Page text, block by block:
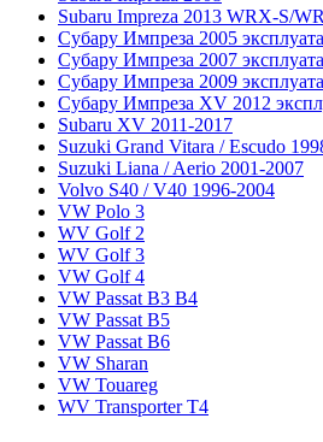
Subaru Impreza 2013 WRX-S/
Субару Импреза 2005
Субару Импреза 2007
Субару Импреза 2009
Субару Импреза XV 2012
Subaru XV 2011-2017
Suzuki Grand Vitara / Escudo
Suzuki Liana / Aerio 2001-2007
Volvo S40 / V40 1996-2004
VW Polo 3
WV Golf 2
WV Golf 3
VW Golf 4
VW Passat B3 B4
VW Passat B5
VW Passat B6
VW Sharan
VW Touareg
WV Transporter T4